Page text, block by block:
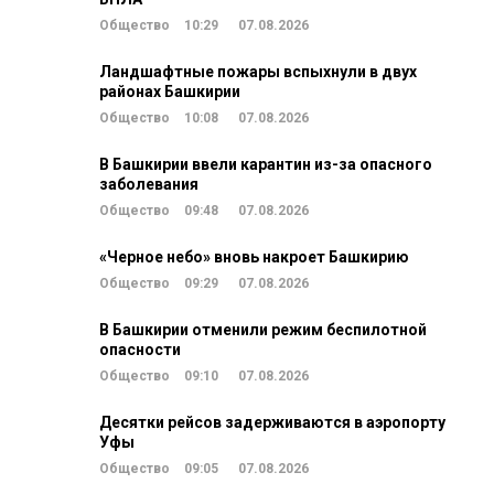
Общество 10:29 07.08.2026
Ландшафтные пожары вспыхнули в двух
районах Башкирии
Общество 10:08 07.08.2026
В Башкирии ввели карантин из-за опасного
заболевания
Общество 09:48 07.08.2026
«Черное небо» вновь накроет Башкирию
Общество 09:29 07.08.2026
В Башкирии отменили режим беспилотной
опасности
Общество 09:10 07.08.2026
Десятки рейсов задерживаются в аэропорту
Уфы
Общество 09:05 07.08.2026